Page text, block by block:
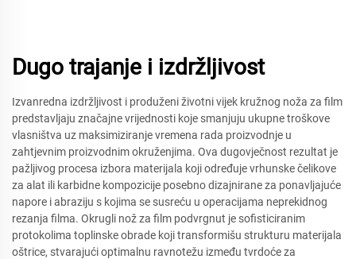
Dugo trajanje i izdržljivost
Izvanredna izdržljivost i produženi životni vijek kružnog noža za film
predstavljaju značajne vrijednosti koje smanjuju ukupne troškove
vlasništva uz maksimiziranje vremena rada proizvodnje u
zahtjevnim proizvodnim okruženjima. Ova dugovječnost rezultat je
pažljivog procesa izbora materijala koji određuje vrhunske čelikove
za alat ili karbidne kompozicije posebno dizajnirane za ponavljajuće
napore i abraziju s kojima se susreću u operacijama neprekidnog
rezanja filma. Okrugli nož za film podvrgnut je sofisticiranim
protokolima toplinske obrade koji transformišu strukturu materijala
oštrice, stvarajući optimalnu ravnotežu između tvrdoće za